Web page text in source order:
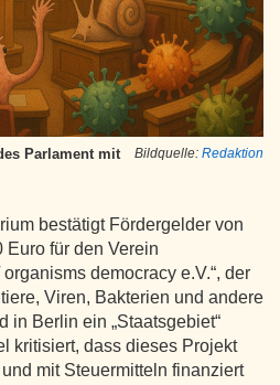
Bildquelle: Redaktion
Parlament mit
bestätigt Fördergelder von
Euro für den Verein
democracy e.V.“, der
Viren, Bakterien und andere
in Berlin ein „Staatsgebiet“
kritisiert, dass dieses Projekt
mit Steuermitteln finanziert